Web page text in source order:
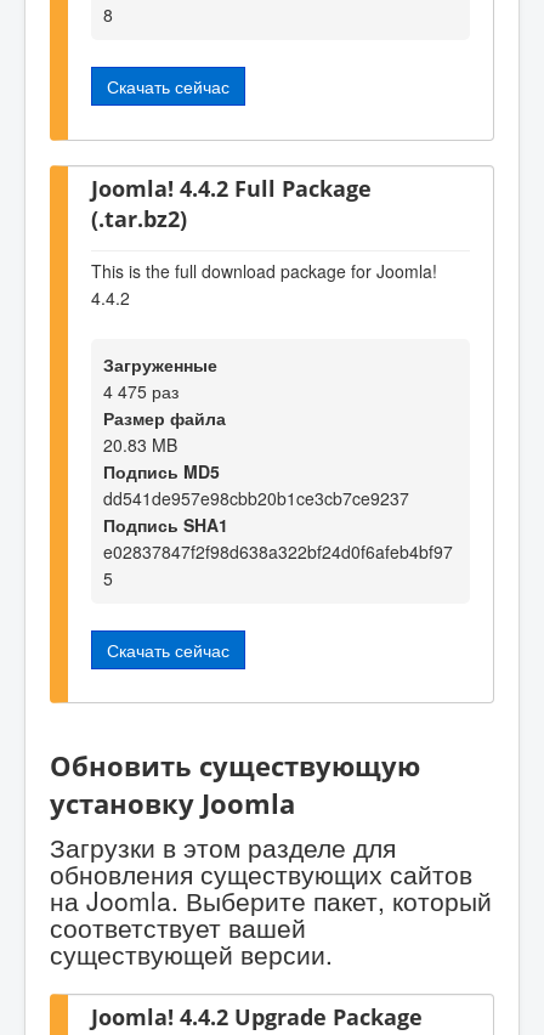
8
Скачать сейчас
Joomla! 4.4.2 Full Package
(.tar.bz2)
This is the full download package for Joomla!
4.4.2
Загруженные
4 475 раз
Размер файла
20.83 MB
Подпись MD5
dd541de957e98cbb20b1ce3cb7ce9237
Подпись SHA1
e02837847f2f98d638a322bf24d0f6afeb4bf97
5
Скачать сейчас
Обновить существующую
установку Joomla
Загрузки в этом разделе для
обновления существующих сайтов
на Joomla. Выберите пакет, который
соответствует вашей
существующей версии.
Joomla! 4.4.2 Upgrade Package